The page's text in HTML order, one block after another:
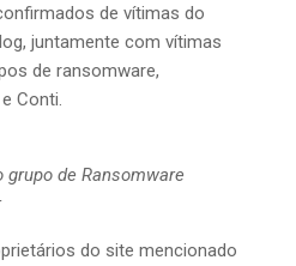
de vítimas do
juntamente com vítimas
de ransomware,
Conti.
de Ransomware
do site mencionado